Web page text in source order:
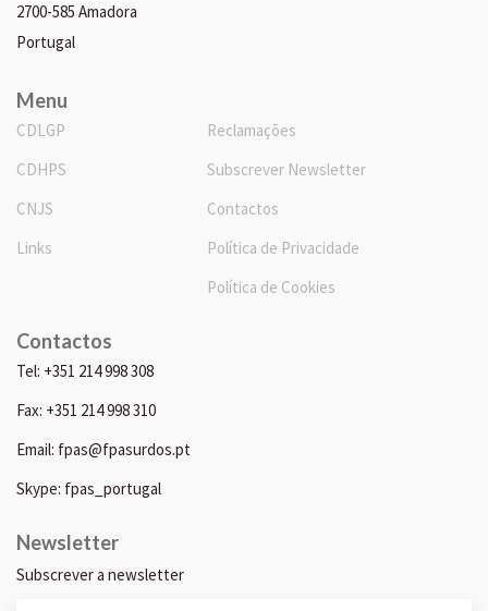
2700-585 Amadora
Portugal
Menu
CDLGP
CDHPS
CNJS
Links
Reclamações
Subscrever Newsletter
Contactos
Política de Privacidade
Política de Cookies
Contactos
Tel: +351 214 998 308
Fax: +351 214 998 310
Email: fpas@fpasurdos.pt
Skype: fpas_portugal
Newsletter
Subscrever a newsletter